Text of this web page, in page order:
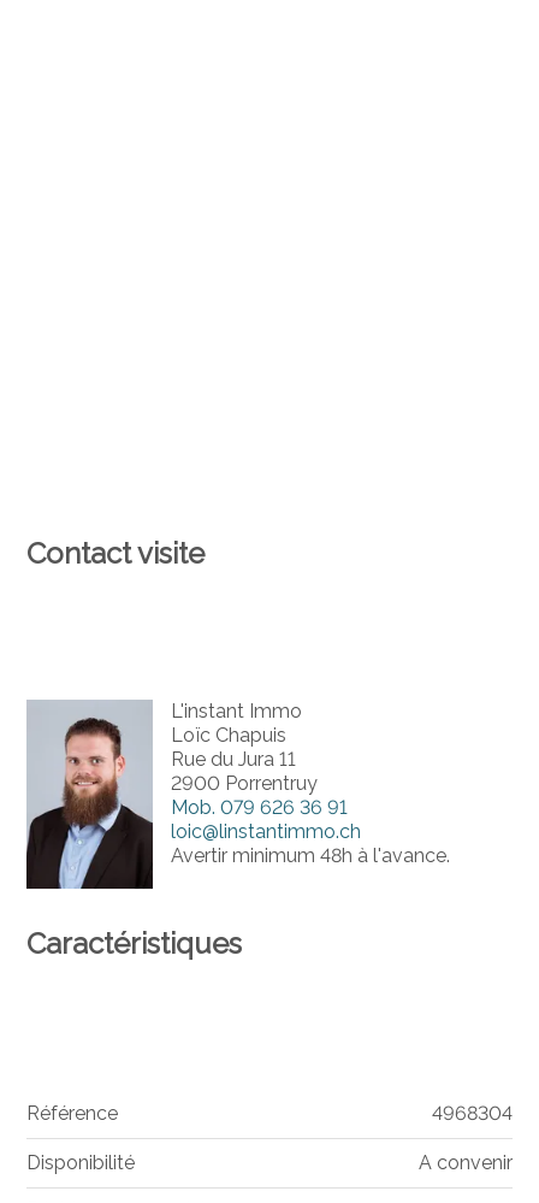
Contact visite
L'instant Immo
Loïc Chapuis
Rue du Jura 11
2900 Porrentruy
Mob. 079 626 36 91
loic@linstantimmo.ch
Avertir minimum 48h à l'avance.
Caractéristiques
Référence 4968304
Disponibilité A convenir